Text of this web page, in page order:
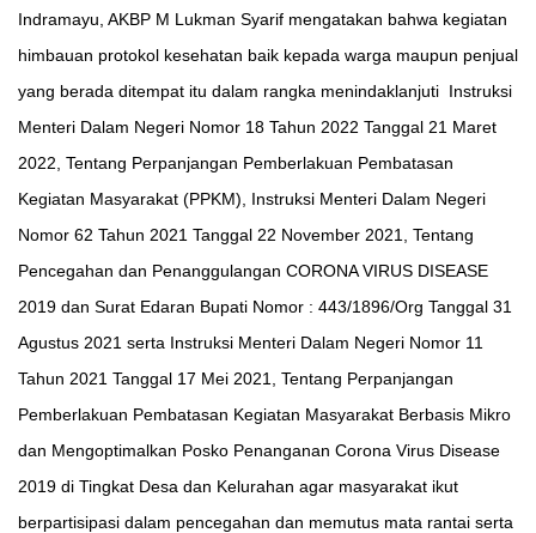
Indramayu, AKBP M Lukman Syarif mengatakan bahwa kegiatan
himbauan protokol kesehatan baik kepada warga maupun penjual
yang berada ditempat itu dalam rangka menindaklanjuti Instruksi
Menteri Dalam Negeri Nomor 18 Tahun 2022 Tanggal 21 Maret
2022, Tentang Perpanjangan Pemberlakuan Pembatasan
Kegiatan Masyarakat (PPKM), Instruksi Menteri Dalam Negeri
Nomor 62 Tahun 2021 Tanggal 22 November 2021, Tentang
Pencegahan dan Penanggulangan CORONA VIRUS DISEASE
2019 dan Surat Edaran Bupati Nomor : 443/1896/Org Tanggal 31
Agustus 2021 serta Instruksi Menteri Dalam Negeri Nomor 11
Tahun 2021 Tanggal 17 Mei 2021, Tentang Perpanjangan
Pemberlakuan Pembatasan Kegiatan Masyarakat Berbasis Mikro
dan Mengoptimalkan Posko Penanganan Corona Virus Disease
2019 di Tingkat Desa dan Kelurahan agar masyarakat ikut
berpartisipasi dalam pencegahan dan memutus mata rantai serta